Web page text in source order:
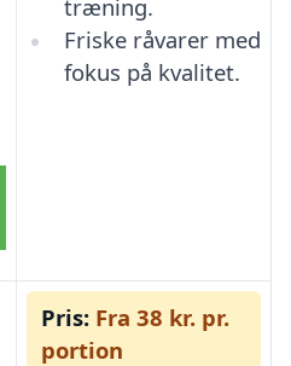
træning.
Friske råvarer med
fokus på kvalitet.
Pris: Fra 38 kr. pr.
portion